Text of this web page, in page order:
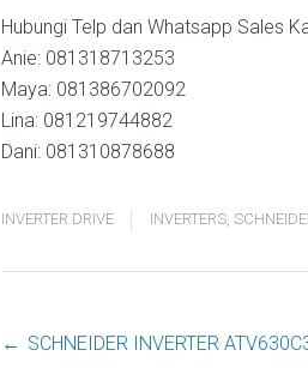
Hubungi Telp dan Whatsapp Sales
Anie: 081318713253
Maya: 081386702092
Lina: 081219744882
Dani: 081310878688
INVERTER DRIVE INVERTERS,
← SCHNEIDER INVERTER